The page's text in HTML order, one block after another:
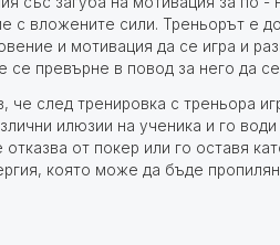
с вложените сили. Треньорът е
и мотивация да се игра и
се превърне в повод за него да
че след тренировка с треньора
илюзии на ученика и го
отказва от покер или го оставя
която може да бъде